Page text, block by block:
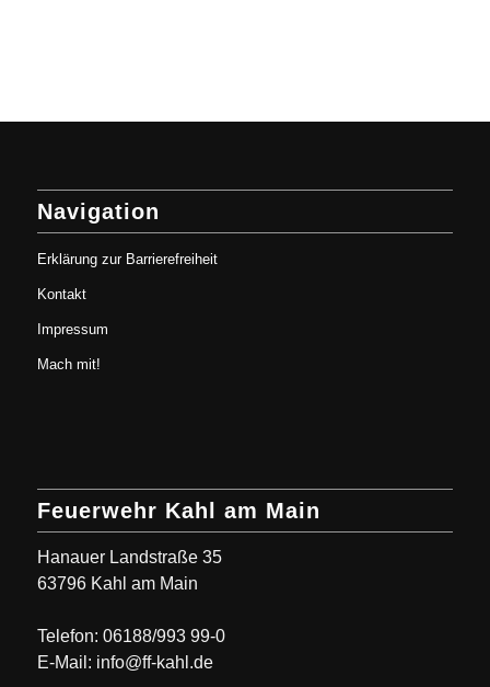
Navigation
Erklärung zur Barrierefreiheit
Kontakt
Impressum
Mach mit!
Feuerwehr Kahl am Main
Hanauer Landstraße 35
63796 Kahl am Main
Telefon: 06188/993 99-0
E-Mail: info@ff-kahl.de